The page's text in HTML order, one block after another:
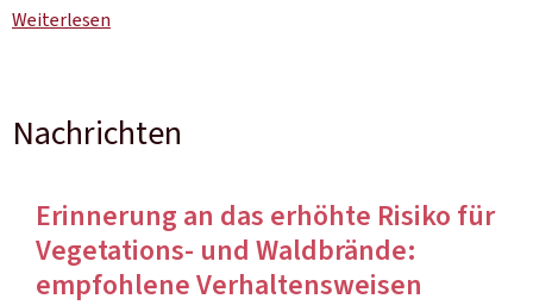
Weiterlesen
Nachrichten
Erinnerung an das erhöhte Risiko für
Vegetations- und Waldbrände:
empfohlene Verhaltensweisen